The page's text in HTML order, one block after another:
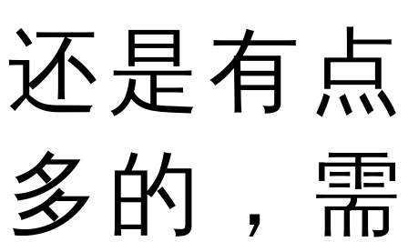
还是有点
多的，需